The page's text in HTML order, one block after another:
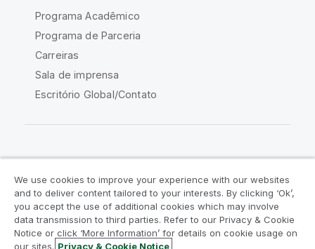
Programa Acadêmico
Programa de Parceria
Carreiras
Sala de imprensa
Escritório Global/Contato
Acordos legais
Termos do produto
Legal Policies
Políticas Legais
Termos de uso
Marcas comerciais
We use cookies to improve your experience with our websites
and to deliver content tailored to your interests. By clicking ‘Ok’,
you accept the use of additional cookies which may involve
data transmission to third parties. Refer to our Privacy & Cookie
Notice or click ‘More Information’ for details on cookie usage on
our sites. Privacy & Cookie Notice